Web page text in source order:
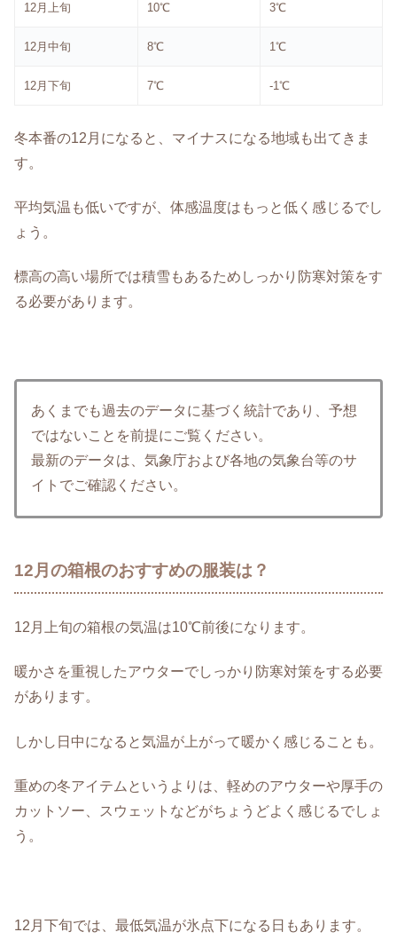
12月上旬 10℃ 3℃
12月中旬 8℃ 1℃
12月下旬 7℃ -1℃
冬本番の12月になると、マイナスになる地域も出てきま
す。
平均気温も低いですが、体感温度はもっと低く感じるでし
ょう。
標高の高い場所では積雪もあるためしっかり防寒対策をす
る必要があります。
あくまでも過去のデータに基づく統計であり、予想
ではないことを前提にご覧ください。
最新のデータは、気象庁および各地の気象台等のサ
イトでご確認ください。
12月の箱根のおすすめの服装は？
12月上旬の箱根の気温は10℃前後になります。
暖かさを重視したアウターでしっかり防寒対策をする必要
があります。
しかし日中になると気温が上がって暖かく感じることも。
重めの冬アイテムというよりは、軽めのアウターや厚手の
カットソー、スウェットなどがちょうどよく感じるでしょ
う。
12月下旬では、最低気温が氷点下になる日もあります。